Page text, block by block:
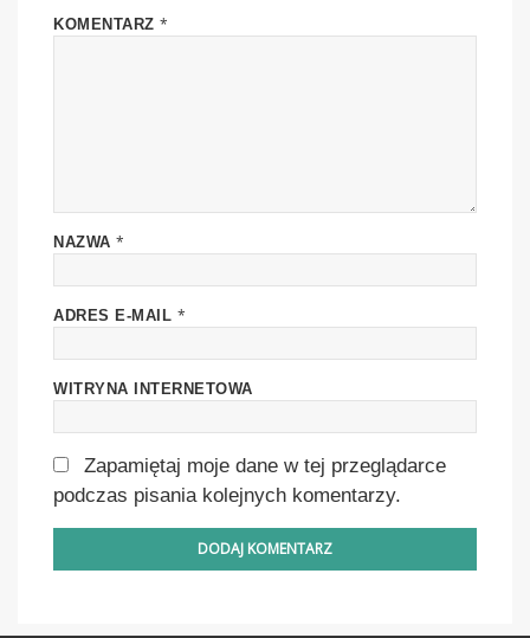
KOMENTARZ*
NAZWA*
ADRES E-MAIL *
WITRYNA INTERNETOWA
Zapamiętaj moje dane w tej przeglądarce
podczas pisania kolejnych komentarzy.